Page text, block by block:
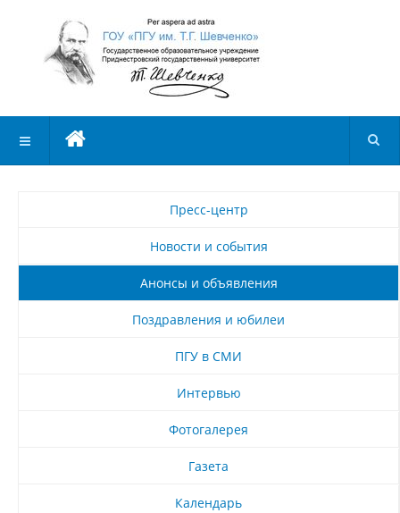
Пресс-центр
Новости и события
Анонсы и объявления
Поздравления и юбилеи
ПГУ в СМИ
Интервью
Фотогалерея
Газета
Календарь